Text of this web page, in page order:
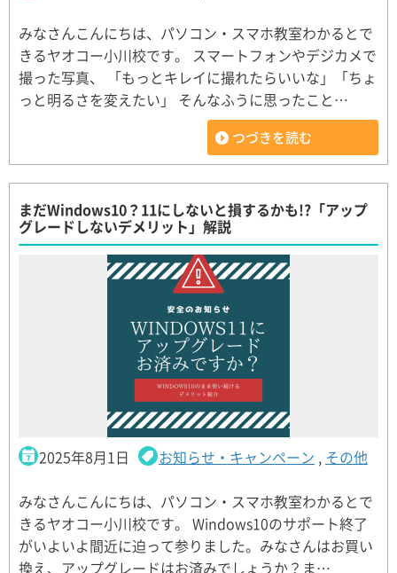
みなさんこんにちは、パソコン・スマホ教室わかるとで
きるヤオコー小川校です。 スマートフォンやデジカメで
撮った写真、 「もっとキレイに撮れたらいいな」「ちょ
っと明るさを変えたい」 そんなふうに思ったこと…
つづきを読む
まだWindows10？11にしないと損するかも!?「アップ
グレードしないデメリット」解説
2025年8月1日 お知らせ・キャンペーン , その他
みなさんこんにちは、パソコン・スマホ教室わかるとで
きるヤオコー小川校です。 Windows10のサポート終了
がいよいよ間近に迫って参りました。みなさんはお買い
換え、アップグレードはお済みでしょうか？ま…